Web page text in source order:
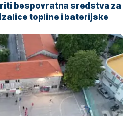
bespovratna sredstva za
topline i baterijske